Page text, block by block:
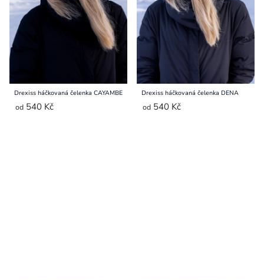
Drexiss háčkovaná čelenka CAYAMBE
od 540 Kč
Drexiss háčkovaná čelenka DENA
od 540 Kč